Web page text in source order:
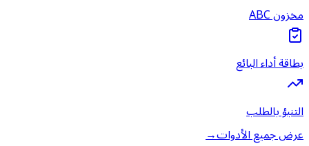
مخزون ABC
بطاقة أداء البائع
التنبؤ بالطلب
عرض جميع الأدوات→